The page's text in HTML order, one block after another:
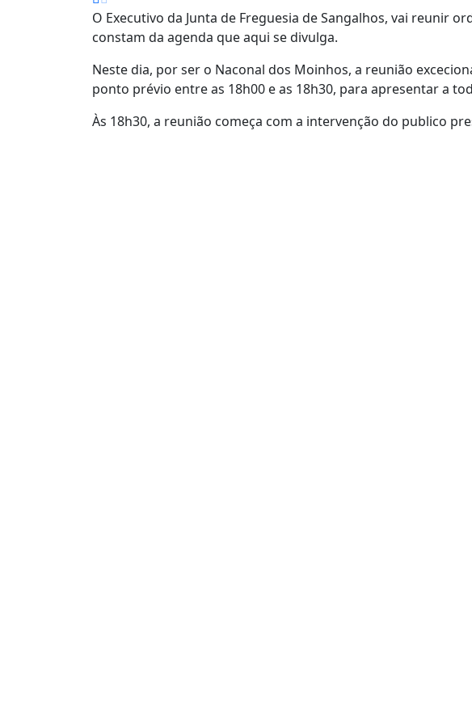
O Executivo da Junta de Freguesia de Sangalhos, vai reunir
constam da agenda que aqui se divulga.
Neste dia, por ser o Naconal dos Moinhos, a reunião
ponto prévio entre as 18h00 e as 18h30, para apresentar a
Às 18h30, a reunião começa com a intervenção do publico